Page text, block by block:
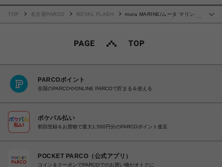
…
TOP 名古屋PARCO ROYAL FLASH
muta MARINE/ムータ マリン/別
PARCOポイント
全国のPARCOやONLINE PARCOで貯まる＆使える
ポケパル払い
初回登録＆お買物で最大1,500円分のPARCOポイント進呈
POCKET PARCO（公式アプリ）
コイン＆クーポンでPARCOでのお買い物がオトクに